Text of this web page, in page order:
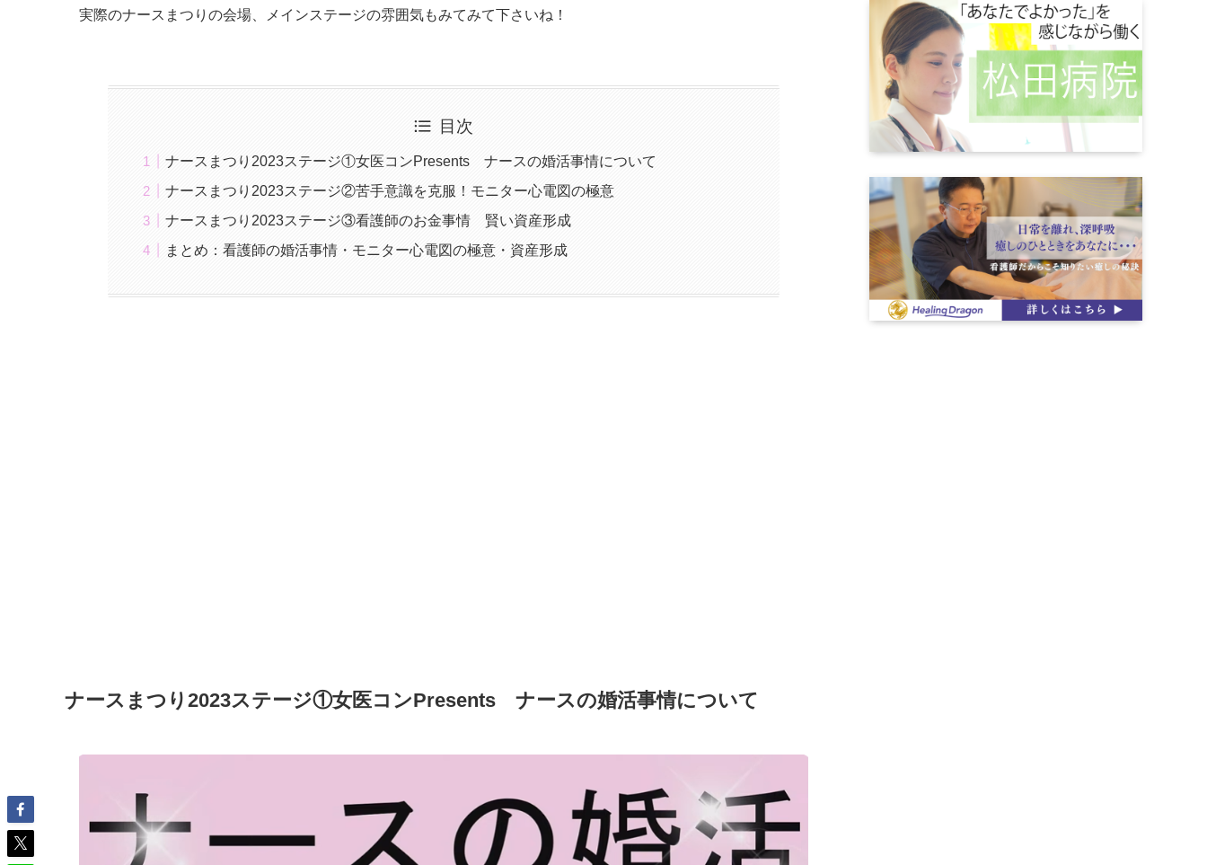
実際のナースまつりの会場、メインステージの雰囲気もみてみて下さいね！
目次
ナースまつり2023ステージ①女医コンPresents ナースの婚活事情について
ナースまつり2023ステージ②苦手意識を克服！モニター心電図の極意
ナースまつり2023ステージ③看護師のお金事情 賢い資産形成
まとめ：看護師の婚活事情・モニター心電図の極意・資産形成
ナースまつり2023ステージ①女医コンPresents ナースの婚活事情について